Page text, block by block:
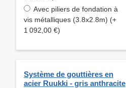
Avec piliers de fondation à
vis métalliques (3.8x2.8m) (+
1 092,00 €)
Système de gouttières en
acier Ruukki - gris anthracite